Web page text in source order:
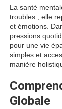
La santé
troubles ; elle
et émotions.
pressions
pour une vie
simples et
manière
Globale